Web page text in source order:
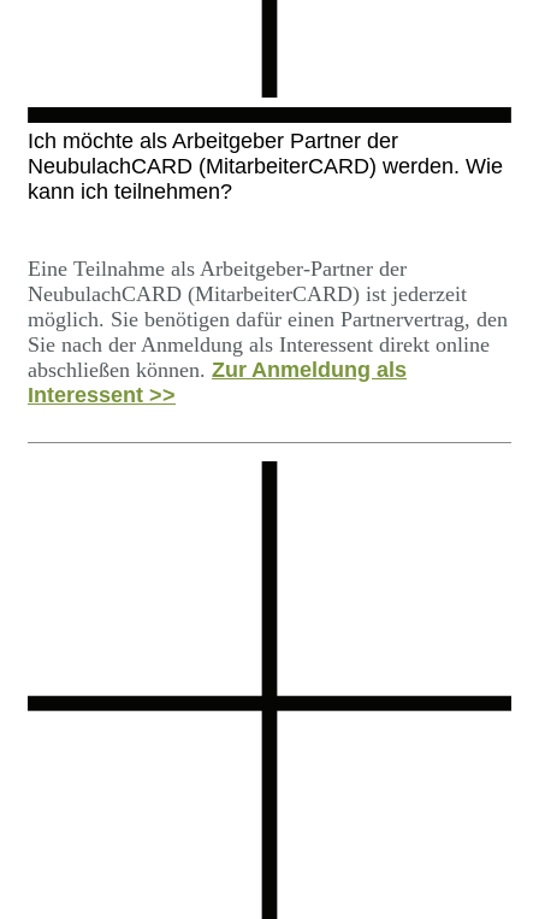
Ich möchte als Arbeitgeber Partner der
NeubulachCARD (MitarbeiterCARD) werden. Wie
kann ich teilnehmen?
Eine Teilnahme als Arbeitgeber-Partner der
NeubulachCARD (MitarbeiterCARD) ist jederzeit
möglich. Sie benötigen dafür einen Partnervertrag, den
Sie nach der Anmeldung als Interessent direkt online
abschließen können. Zur Anmeldung als
Interessent >>